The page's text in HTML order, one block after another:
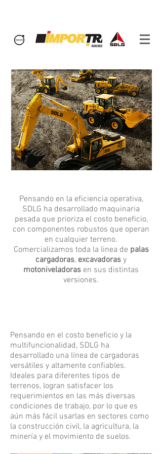
Pensando en la eficiencia operativa,
SDLG ha desarrollado maquinaria
pesada que prioriza el costo beneficio,
con componentes robustos que operan
en cualquier terreno.
Comercializamos toda la linea de palas
cargadoras, excavadoras y
motoniveladoras en sus distintas
versiones.
Pensando en el costo beneficio y la
multifuncionalidad, SDLG ha
desarrollado una línea de cargadoras
versátiles y altamente confiables.
Ideales para diferentes tipos de
terrenos, logran satisfacer los
requerimientos en las más diversas
condiciones de trabajo, por lo que es
aún más fácil usarlas en sectores como
la construcción civil, la agricultura, la
minería y el movimiento de suelos.